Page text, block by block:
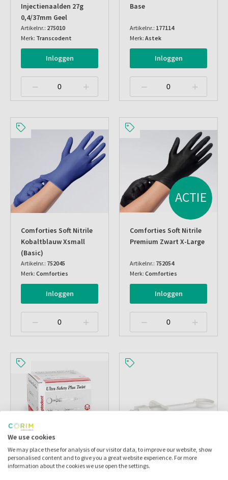
Injectienaalden 27g
0,4/37mm Geel
Artikelnr.: 275010
Merk: Transcodent
Inloggen
Base
Artikelnr.: 177114
Merk: Astek
Inloggen
Comforties Soft Nitrile
Kobaltblauw Xsmall
(basic)
Artikelnr.: 752045
Merk: Comforties
Inloggen
ACTIE
Comforties Soft Nitrile
Premium Zwart X-Large
Artikelnr.: 752054
Merk: Comforties
Inloggen
Ultra Safety Plus Twist
Ultra Safety Plus Twist
We use cookies
We may place these for analysis of our visitor data, to improve our website, show
personalised content and to give you a great website experience. For more
information about the cookies we use open the settings.